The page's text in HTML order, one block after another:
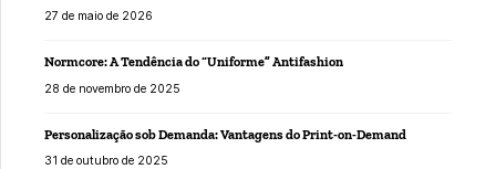
27 de maio de 2026
Normcore: A Tendência do “Uniforme” Antifashion
28 de novembro de 2025
Personalização sob Demanda: Vantagens do Print-on-Demand
31 de outubro de 2025